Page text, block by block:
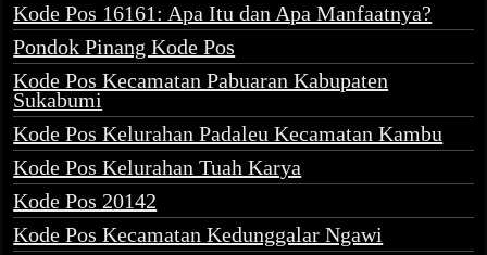
Kode Pos 16161: Apa Itu dan Apa Manfaatnya?
Pondok Pinang Kode Pos
Kode Pos Kecamatan Pabuaran Kabupaten
Sukabumi
Kode Pos Kelurahan Padaleu Kecamatan Kambu
Kode Pos Kelurahan Tuah Karya
Kode Pos 20142
Kode Pos Kecamatan Kedunggalar Ngawi